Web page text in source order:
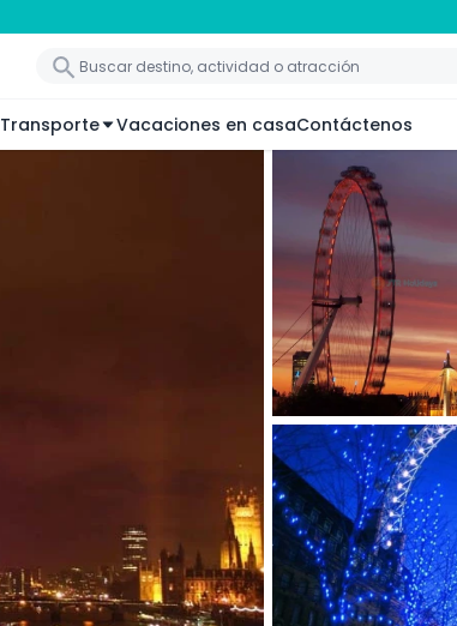
Transporte Vacaciones en casaContáctenos